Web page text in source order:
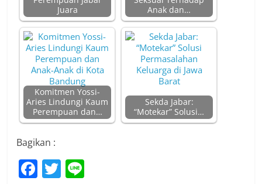
Juara
Anak dan…
Komitmen Yossi-
Aries Lindungi Kaum
Perempuan dan…
Sekda Jabar:
“Motekar” Solusi…
Bagikan :
F T